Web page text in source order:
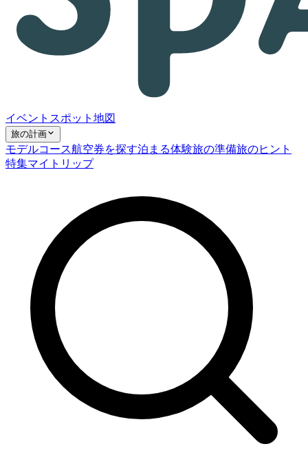
イベント スポット 地図
旅の計画
モデルコース航空券を探す泊まる体験旅の準備旅のヒント
特集マイトリップ